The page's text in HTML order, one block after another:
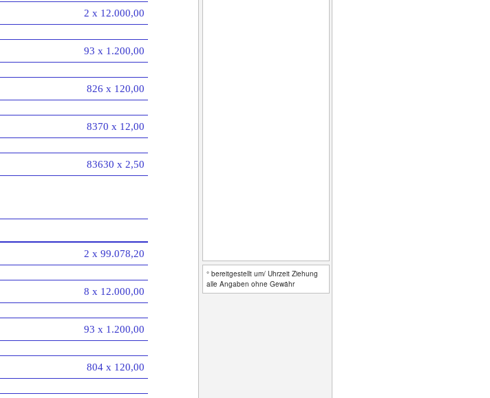
2 x 12.000,00
93 x 1.200,00
826 x 120,00
8370 x 12,00
83630 x 2,50
2 x 99.078,20
8 x 12.000,00
93 x 1.200,00
804 x 120,00
° bereitgestellt um/ Uhrzeit Ziehung
alle Angaben ohne Gewähr